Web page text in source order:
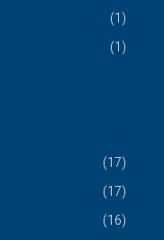
(1)
(1)
(17)
(17)
(16)